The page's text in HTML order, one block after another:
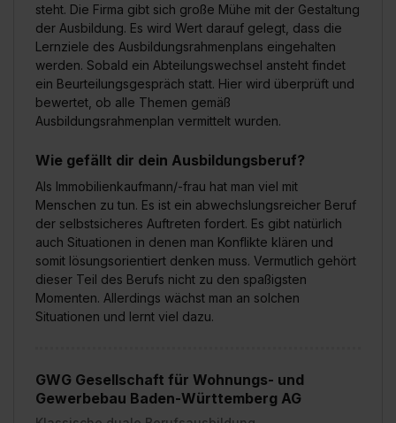
steht. Die Firma gibt sich große Mühe mit der Gestaltung
der Ausbildung. Es wird Wert darauf gelegt, dass die
Lernziele des Ausbildungsrahmenplans eingehalten
werden. Sobald ein Abteilungswechsel ansteht findet
ein Beurteilungsgespräch statt. Hier wird überprüft und
bewertet, ob alle Themen gemäß
Ausbildungsrahmenplan vermittelt wurden.
Wie gefällt dir dein Ausbildungsberuf?
Als Immobilienkaufmann/-frau hat man viel mit
Menschen zu tun. Es ist ein abwechslungsreicher Beruf
der selbstsicheres Auftreten fordert. Es gibt natürlich
auch Situationen in denen man Konflikte klären und
somit lösungsorientiert denken muss. Vermutlich gehört
dieser Teil des Berufs nicht zu den spaßigsten
Momenten. Allerdings wächst man an solchen
Situationen und lernt viel dazu.
GWG Gesellschaft für Wohnungs- und
Gewerbebau Baden-Württemberg AG